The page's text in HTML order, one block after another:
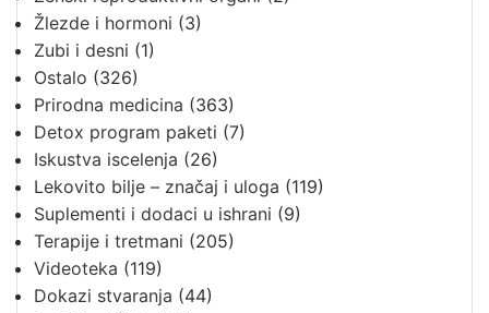
Žlezde i hormoni (3)
Zubi i desni (1)
Ostalo (326)
Prirodna medicina (363)
Detox program paketi (7)
Iskustva iscelenja (26)
Lekovito bilje – značaj i uloga (119)
Suplementi i dodaci u ishrani (9)
Terapije i tretmani (205)
Videoteka (119)
Dokazi stvaranja (44)